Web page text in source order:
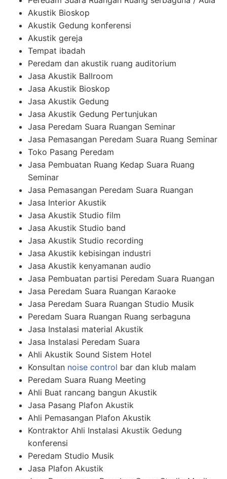
Akustik Bioskop
Akustik Gedung konferensi
Akustik gereja
Tempat ibadah
Peredam dan akustik ruang auditorium
Jasa Akustik Ballroom
Jasa Akustik Bioskop
Jasa Akustik Gedung
Jasa Akustik Gedung Pertunjukan
Jasa Peredam Suara Ruangan Seminar
Jasa Pemasangan Peredam Suara Ruang Seminar
Toko Pasang Peredam
Jasa Pembuatan Ruang Kedap Suara Ruang
Seminar
Jasa Pemasangan Peredam Suara Ruangan
Jasa Interior Akustik
Jasa Akustik Studio film
Jasa Akustik Studio band
Jasa Akustik Studio recording
Jasa Akustik kebisingan industri
Jasa Akustik kenyamanan audio
Jasa Pembuatan partisi Peredam Suara Ruangan
Jasa Peredam Suara Ruangan Karaoke
Jasa Peredam Suara Ruangan Studio Musik
Peredam Suara Ruangan Ruang serbaguna
Jasa Instalasi material Akustik
Jasa Instalasi Peredam Suara
Ahli Akustik Sound Sistem Hotel
Konsultan noise control bar dan klub malam
Peredam Suara Ruang Meeting
Ahli Buat rancang bangun Akustik
Jasa Pasang Plafon Akustik
Ahli Pemasangan Plafon Akustik
Kontraktor Ahli Instalasi Akustik Gedung
konferensi
Peredam Studio Musik
Jasa Plafon Akustik